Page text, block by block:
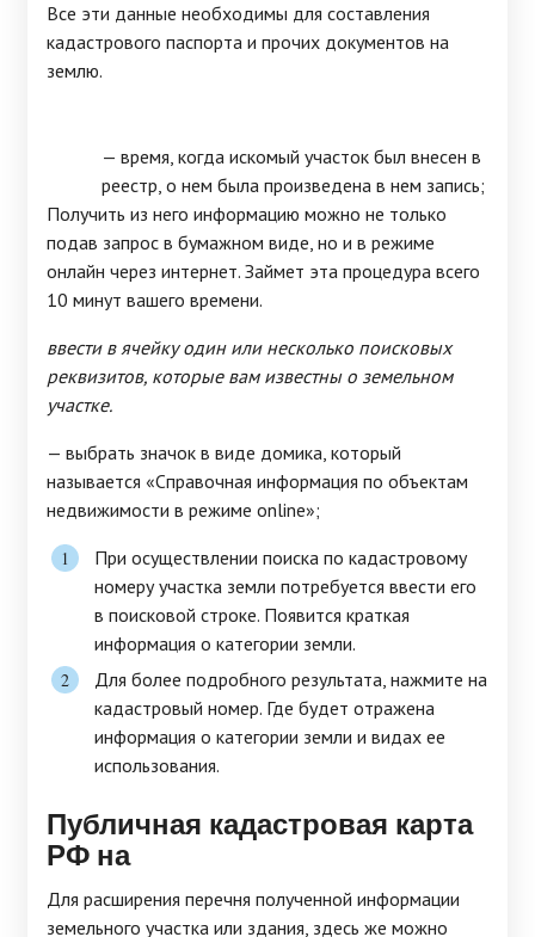
Все эти данные необходимы для составления
кадастрового паспорта и прочих документов на
землю.
— время, когда искомый участок был внесен в
реестр, о нем была произведена в нем запись;
Получить из него информацию можно не только
подав запрос в бумажном виде, но и в режиме
онлайн через интернет. Займет эта процедура всего
10 минут вашего времени.
ввести в ячейку один или несколько поисковых
реквизитов, которые вам известны о земельном
участке.
— выбрать значок в виде домика, который
называется «Справочная информация по объектам
недвижимости в режиме online»;
При осуществлении поиска по кадастровому
номеру участка земли потребуется ввести его
в поисковой строке. Появится краткая
информация о категории земли.
Для более подробного результата, нажмите на
кадастровый номер. Где будет отражена
информация о категории земли и видах ее
использования.
Публичная кадастровая карта
РФ на
Для расширения перечня полученной информации
земельного участка или здания, здесь же можно